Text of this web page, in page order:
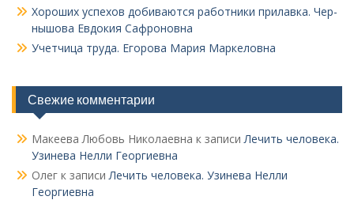
Хороших успехов добиваются работники прилавка. Чер­
нышова Евдокия Сафроновна
Учетчица труда. Его­рова Мария Маркеловна
Свежие комментарии
Макеева Любовь Николаевна к записиЛечить человека.
Узинева Нелли Георгиевна
Олег к записиЛечить человека. Узинева Нелли
Георгиевна